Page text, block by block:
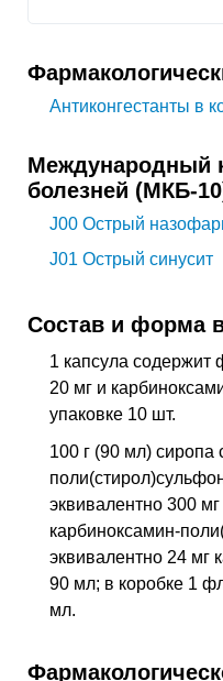
Антиконгестанты в
Международный
болезней (МКБ-
J00 Острый
J01 Острый синусит
Состав и форма
1 капсула содержит
20 мг и
упаковке 10 шт.
100 г (90 мл)
эквивалентно 300
карбиноксамин-
эквивалентно 24 мг
90 мл; в коробке 1
мл.